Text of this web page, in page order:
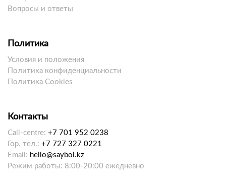
Вопросы и ответы
Политика
Условия и положения
Политика конфиденциальности
Политика Cookies
Контакты
Call-centre: +7 701 952 0238
Гор. тел.: +7 727 327 0221
Email: hello@saybol.kz
Режим работы: 8:00-20:00 ежедневно